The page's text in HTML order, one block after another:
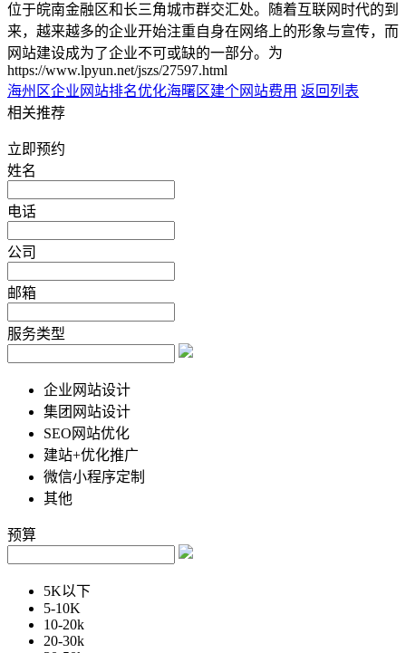
位于皖南金融区和长三角城市群交汇处。随着互联网时代的到
来，越来越多的企业开始注重自身在网络上的形象与宣传，而
网站建设成为了企业不可或缺的一部分。为
https://www.lpyun.net/jszs/27597.html
海州区企业网站排名优化海曙区建个网站费用 返回列表
相关推荐
立即预约
姓名
电话
公司
邮箱
服务类型
企业网站设计
集团网站设计
SEO网站优化
建站+优化推广
微信小程序定制
其他
预算
5K以下
5-10K
10-20k
20-30k